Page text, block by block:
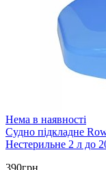
Нема в наявності
Судно підкладне
Нестерильне 2 л до
390грн.